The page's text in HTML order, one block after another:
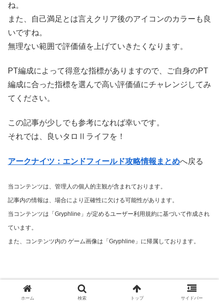
ね。
また、自己満足とは言えクリア後のアイコンのカラーも良
いですね。
無理ない範囲で評価値を上げていきたくなります。
PT編成によって得意な指標がありますので、ご自身のPT
編成に合った指標を選んで高い評価値にチャレンジしてみ
てください。
この記事が少しでも参考になれば幸いです。
それでは、良いタロⅡライフを！
アークナイツ：エンドフィールド攻略情報まとめへ戻る
当コンテンツは、管理人の個人的主観が含まれております。
記事内の情報は、場合により正確性に欠ける可能性があります。
当コンテンツは「Gryphline」が定めるユーザー利用規約に基づいて作成され
ています。
また、コンテンツ内の ゲーム画像は「Gryphline」に帰属しております。
ホーム 検索 トップ サイドバー